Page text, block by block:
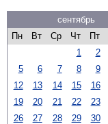
сентябрь
Пн
Вт Ср Чт Пт
1
2
5
6 7 8 9
12
13 14 15 16
19
20 21 22 23
26
27 28 29 30